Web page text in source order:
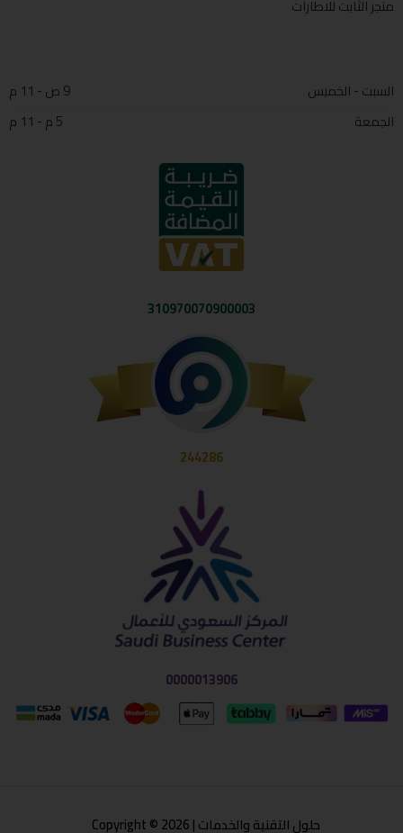
متجر الثابت للاطارات
السبت - الخميس
9 ص - 11 م
الجمعة
5 م - 11 م
310970070900003
244286
0000013906
حلول التقنية والخدمات | Copyright © 2026